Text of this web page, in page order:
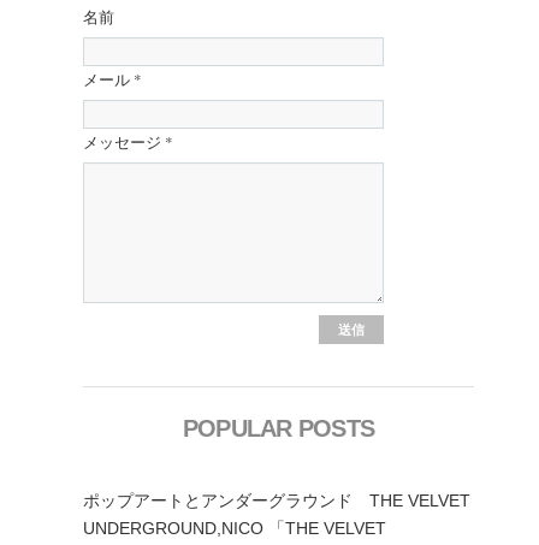
名前
メール *
メッセージ *
POPULAR POSTS
ポップアートとアンダーグラウンド THE VELVET
UNDERGROUND,NICO 「THE VELVET